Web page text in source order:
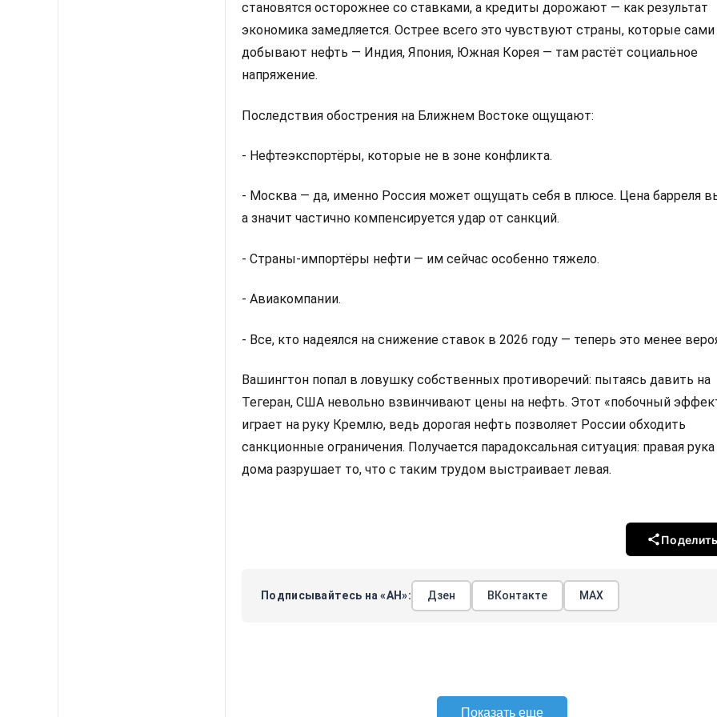
становятся осторожнее со ставками, а кредиты дорожают — как результат
экономика замедляется. Острее всего это чувствуют страны, которые сами
добывают нефть — Индия, Япония, Южная Корея — там растёт социальное
напряжение.
Последствия обострения на Ближнем Востоке ощущают:
- Нефтеэкспортёры, которые не в зоне конфликта.
- Москва — да, именно Россия может ощущать себя в плюсе. Цена барреля
а значит частично компенсируется удар от санкций.
- Страны-импортёры нефти — им сейчас особенно тяжело.
- Авиакомпании.
- Все, кто надеялся на снижение ставок в 2026 году — теперь это менее
Вашингтон попал в ловушку собственных противоречий: пытаясь давить на
Тегеран, США невольно взвинчивают цены на нефть. Этот «побочный
играет на руку Кремлю, ведь дорогая нефть позволяет России обходить
санкционные ограничения. Получается парадоксальная ситуация: правая
дома разрушает то, что с таким трудом выстраивает левая.
Подписывайтесь на «АН»: Дзен ВКонтакте МАХ
Показать еще